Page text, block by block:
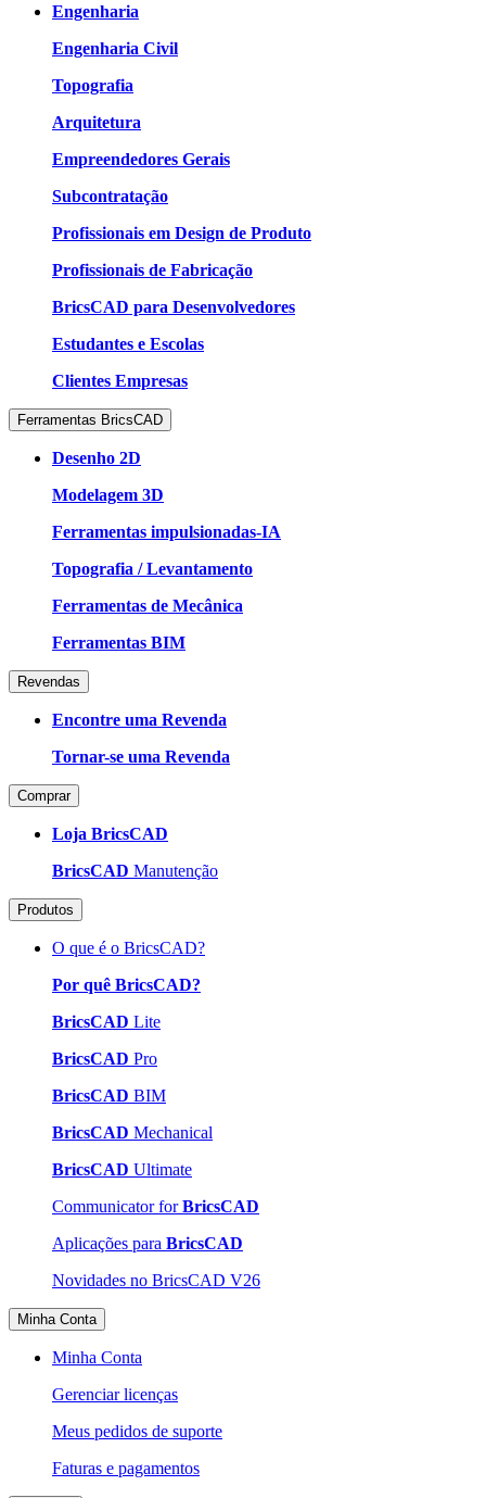
Engenharia
Engenharia Civil
Topografia
Arquitetura
Empreendedores Gerais
Subcontratação
Profissionais em Design de Produto
Profissionais de Fabricação
BricsCAD para Desenvolvedores
Estudantes e Escolas
Clientes Empresas
Ferramentas BricsCAD
Desenho 2D
Modelagem 3D
Ferramentas impulsionadas-IA
Topografia / Levantamento
Ferramentas de Mecânica
Ferramentas BIM
Revendas
Encontre uma Revenda
Tornar-se uma Revenda
Comprar
Loja BricsCAD
BricsCAD Manutenção
Produtos
O que é o BricsCAD?
Por quê BricsCAD?
BricsCAD Lite
BricsCAD Pro
BricsCAD BIM
BricsCAD Mechanical
BricsCAD Ultimate
Communicator forBricsCAD
Aplicações para BricsCAD
Novidades no BricsCAD V26
Minha Conta
Minha Conta
Gerenciar licenças
Meus pedidos de suporte
Faturas e pagamentos